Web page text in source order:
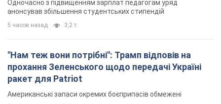
Одночасно з підвищенням зарплат педагогам уряд
анонсував збільшення студентських стипендій
5 часов назад 3,2 т.
"Нам теж вони потрібні": Трамп відповів на
прохання Зеленського щодо передачі Україні
ракет для Patriot
Американські запаси окремих боєприпасів обмежені